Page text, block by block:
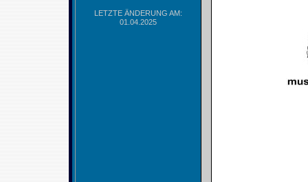
LETZTE ÄNDERUNG AM:
01.04.2025